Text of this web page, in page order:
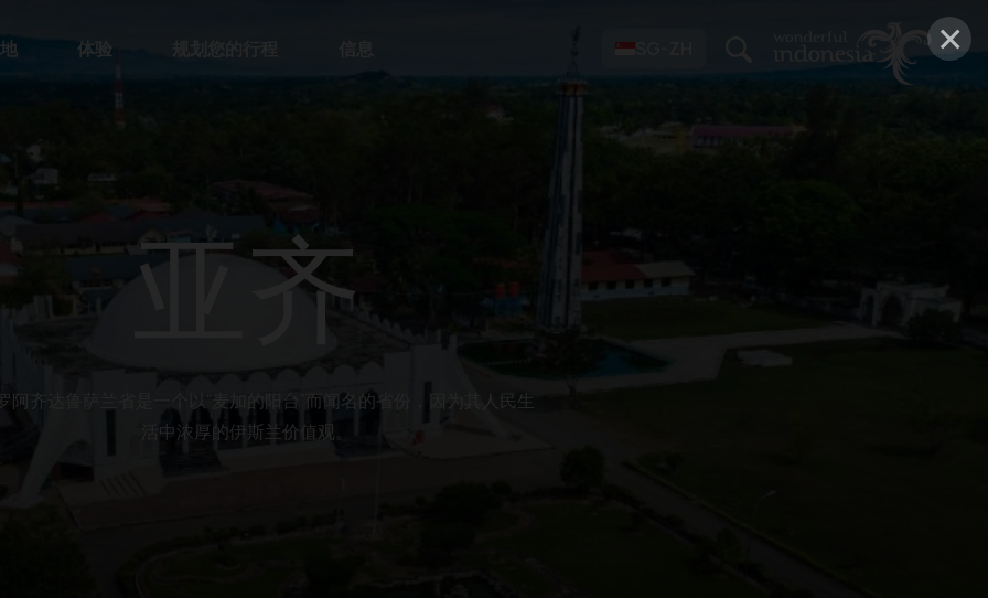
×
体验 SG-ZH
亚齐
阿齐达鲁萨兰省是一个以“麦加的阳台”而闻名的省份，因为其人民生
活中浓厚的伊斯兰价值观。